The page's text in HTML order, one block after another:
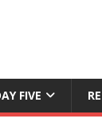
FIVE